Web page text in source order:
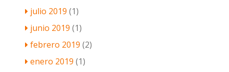
julio 2019 (1)
junio 2019 (1)
febrero 2019 (2)
enero 2019 (1)